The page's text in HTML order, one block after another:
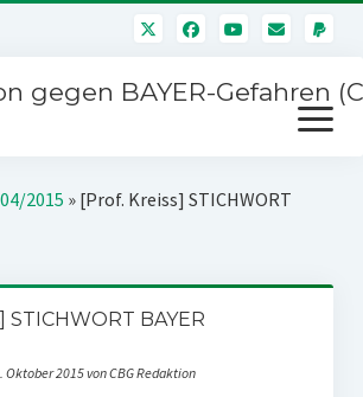
gegen BAYER-Gefahren
Menü
öffnen
2015 » [Prof. Kreiss] STICHWORT
STICHWORT BAYER
2015 von CBG Redaktion